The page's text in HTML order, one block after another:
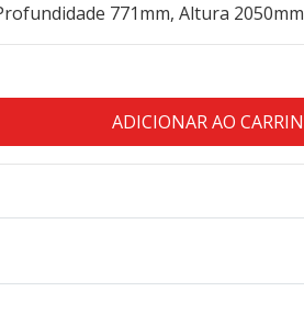
771mm, Altura 2050mm